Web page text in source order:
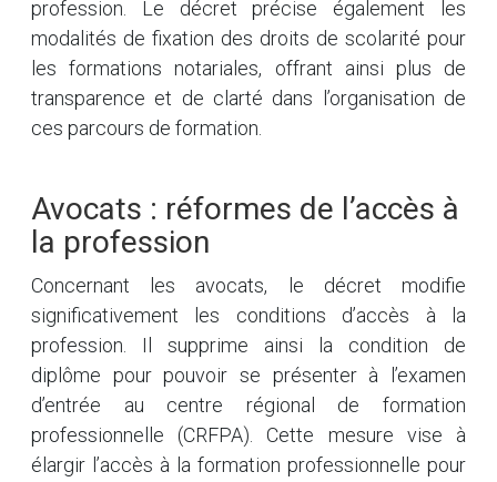
profession. Le décret précise également les
modalités de fixation des droits de scolarité pour
les formations notariales, offrant ainsi plus de
transparence et de clarté dans l’organisation de
ces parcours de formation.
Avocats : réformes de l’accès à
la profession
Concernant les avocats, le décret modifie
significativement les conditions d’accès à la
profession. Il supprime ainsi la condition de
diplôme pour pouvoir se présenter à l’examen
d’entrée au centre régional de formation
professionnelle (CRFPA). Cette mesure vise à
élargir l’accès à la formation professionnelle pour